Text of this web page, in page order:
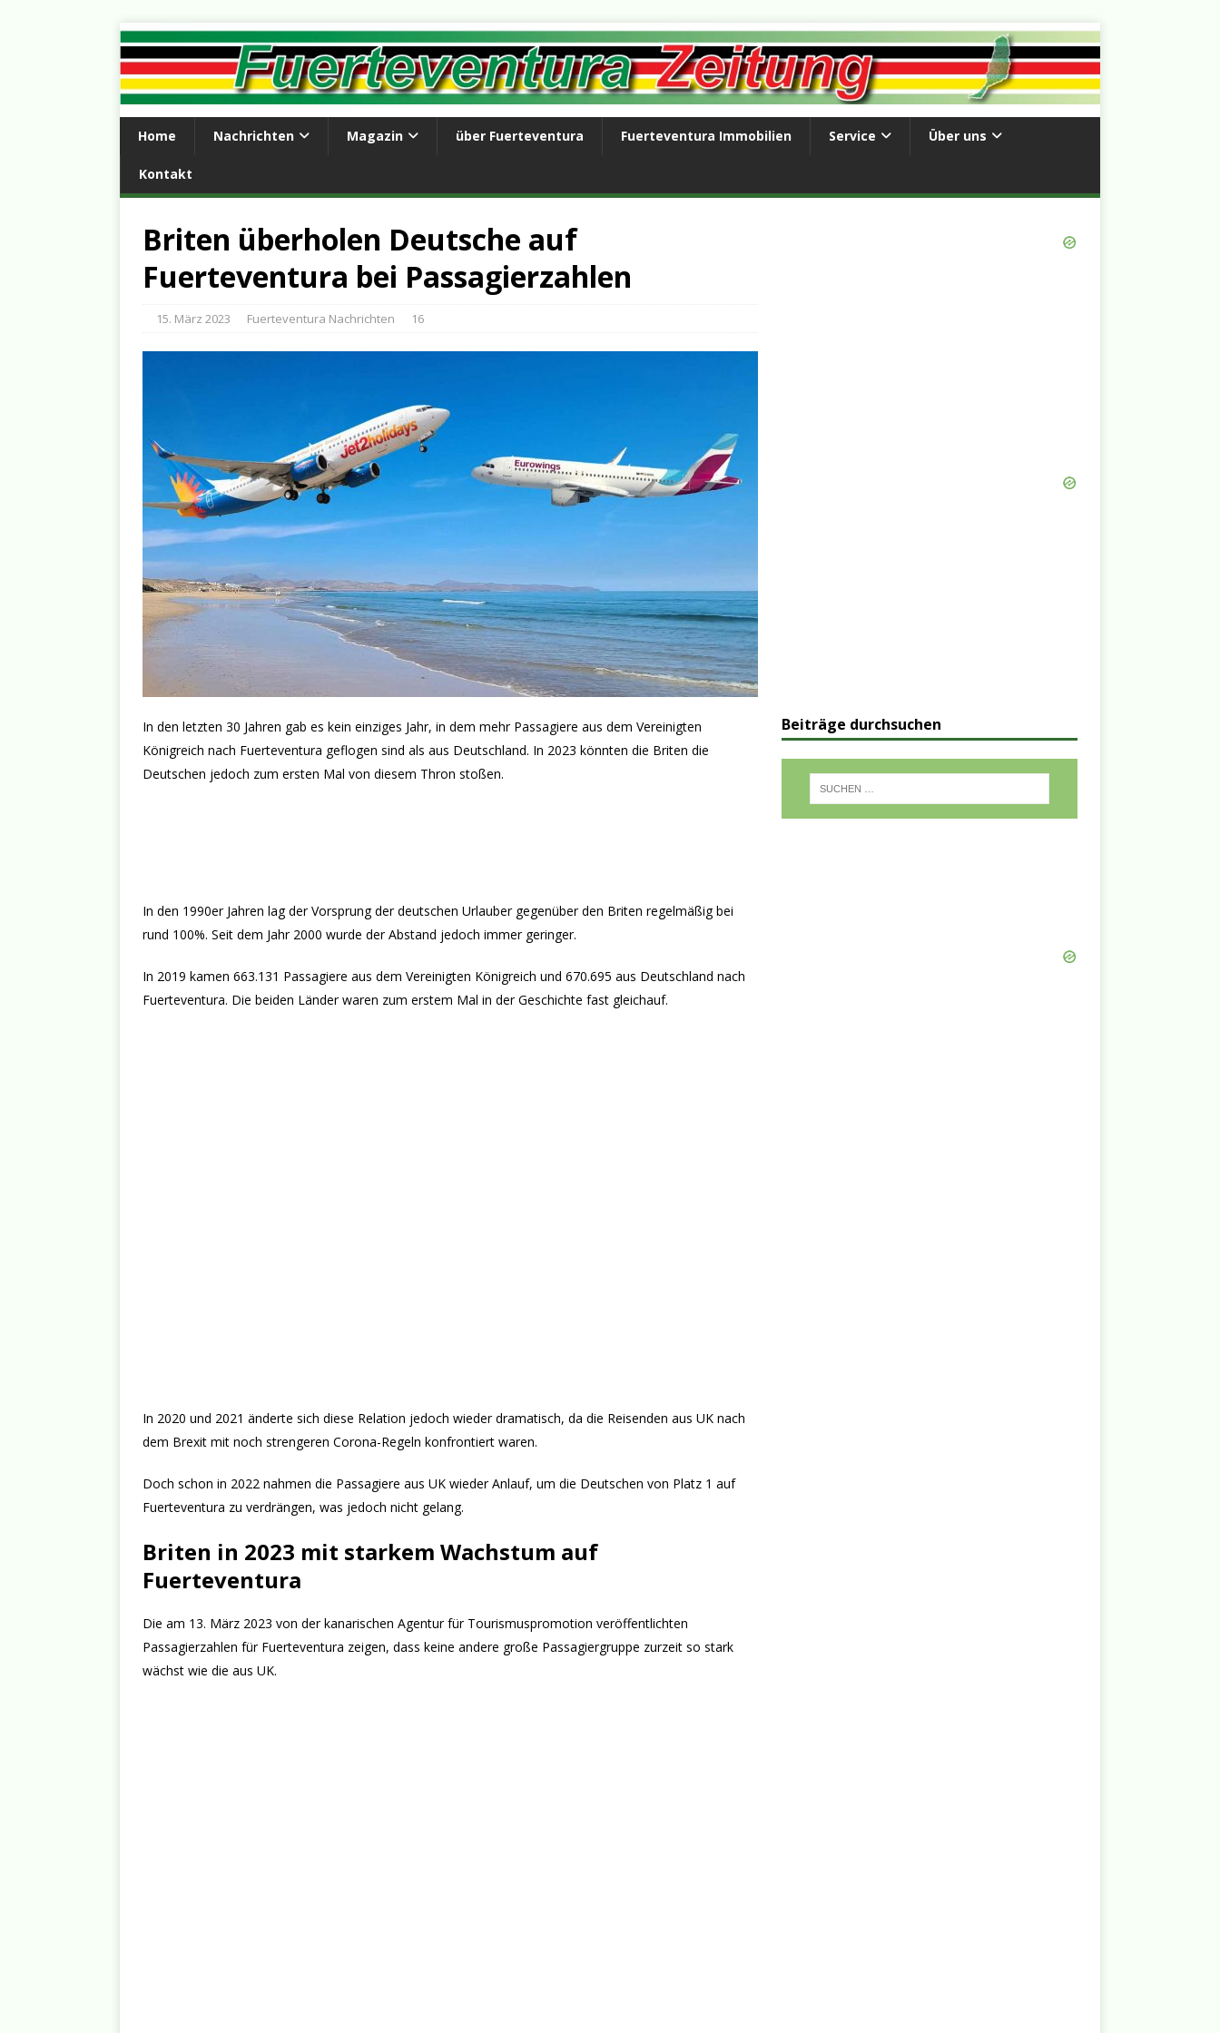
Home Nachrichten Magazin über Fuerteventura Fuerteventura Immobilien Service Über uns
Kontakt
Briten überholen Deutsche auf
Fuerteventura bei Passagierzahlen
15. März 2023 Fuerteventura Nachrichten 16
In den letzten 30 Jahren gab es kein einziges Jahr, in dem mehr Passagiere aus dem Vereinigten
Königreich nach Fuerteventura geflogen sind als aus Deutschland. In 2023 könnten die Briten die
Deutschen jedoch zum ersten Mal von diesem Thron stoßen.
In den 1990er Jahren lag der Vorsprung der deutschen Urlauber gegenüber den Briten regelmäßig bei
rund 100%. Seit dem Jahr 2000 wurde der Abstand jedoch immer geringer.
In 2019 kamen 663.131 Passagiere aus dem Vereinigten Königreich und 670.695 aus Deutschland nach
Fuerteventura. Die beiden Länder waren zum erstem Mal in der Geschichte fast gleichauf.
In 2020 und 2021 änderte sich diese Relation jedoch wieder dramatisch, da die Reisenden aus UK nach
dem Brexit mit noch strengeren Corona-Regeln konfrontiert waren.
Doch schon in 2022 nahmen die Passagiere aus UK wieder Anlauf, um die Deutschen von Platz 1 auf
Fuerteventura zu verdrängen, was jedoch nicht gelang.
Briten in 2023 mit starkem Wachstum auf
Fuerteventura
Die am 13. März 2023 von der kanarischen Agentur für Tourismuspromotion veröffentlichten
Passagierzahlen für Fuerteventura zeigen, dass keine andere große Passagiergruppe zurzeit so stark
wächst wie die aus UK.
Beiträge durchsuchen